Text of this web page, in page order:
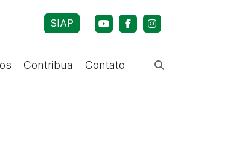
SIAP
Contribua Contato